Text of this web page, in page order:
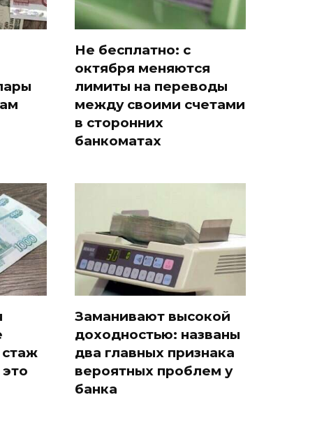
Не бесплатно: с
октября меняются
лимиты на переводы
между своими счетами
в сторонних
банкоматах
стаж
Заманивают высокой
доходностью: названы
два главных признака
вероятных проблем у
банка